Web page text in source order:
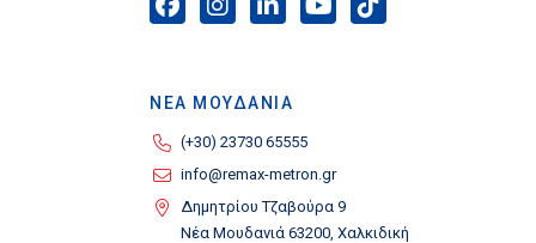
ΝΕΑ ΜΟΥΔΑΝΙΑ
(+30) 23730 65555
info@remax-metron.gr
Δημητρίου Τζαβούρα 9
Νέα Μουδανιά 63200, Χαλκιδική